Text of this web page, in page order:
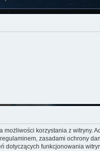
korzystania z witryny.
zasadami ochrony
dotyczących funkcjonowania